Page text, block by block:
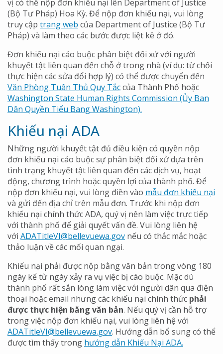
vị có thể nộp đơn khiếu nại lên Department of Justice
(Bộ Tư Pháp) Hoa Kỳ. Để nộp đơn khiếu nại, vui lòng
truy cập trang web của Department of Justice (Bộ Tư
Pháp) và làm theo các bước được liệt kê ở đó.
Đơn khiếu nại cáo buộc phân biệt đối xử với người
khuyết tật liên quan đến chỗ ở trong nhà (ví dụ: từ chối
thực hiện các sửa đổi hợp lý) có thể được chuyển đến
Văn Phòng Tuân Thủ Quy Tắccủa Thành Phố hoặc
Washington State Human Rights Commission (Ủy Ban
Dân Quyền Tiểu Bang Washington).
Khiếu nại ADA
Những người khuyết tật đủ điều kiện có quyền nộp
đơn khiếu nại cáo buộc sự phân biệt đối xử dựa trên
tình trạng khuyết tật liên quan đến các dịch vụ, hoạt
động, chương trình hoặc quyền lợi của thành phố. Để
nộp đơn khiếu nại, vui lòng điền vào mẫu đơn khiếu nại
và gửi đến địa chỉ trên mẫu đơn. Trước khi nộp đơn
khiếu nại chính thức ADA, quý vị nên làm việc trực tiếp
với thành phố để giải quyết vấn đề. Vui lòng liên hệ
với ADATitleVI@bellevuewa.gov nếu có thắc mắc hoặc
thảo luận về các mối quan ngại.
Khiếu nại phải được nộp bằng văn bản trong vòng 180
ngày kể từ ngày xảy ra vụ việc bị cáo buộc. Mặc dù
thành phố rất sẵn lòng làm việc với người dân qua điện
thoại hoặc email nhưng các khiếu nại chính thức phải
được thực hiện bằng văn bản. Nếu quý vị cần hỗ trợ
trong việc nộp đơn khiếu nại, vui lòng liên hệ với
ADATitleVI@bellevuewa.gov. Hướng dẫn bổ sung có thể
được tìm thấy trong hướng dẫn Khiếu Nại ADA.